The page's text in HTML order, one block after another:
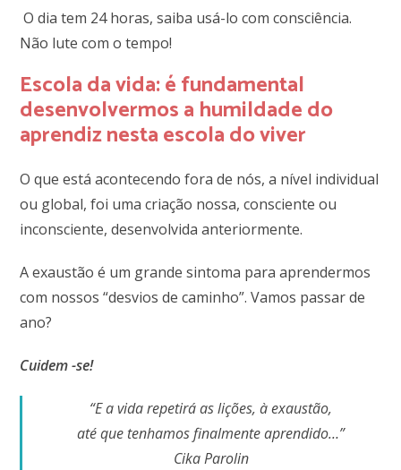
O dia tem 24 horas, saiba usá-lo com consciência.
Não lute com o tempo!
Escola da vida: é fundamental
desenvolvermos a humildade do
aprendiz nesta escola do viver
O que está acontecendo fora de nós, a nível individual
ou global, foi uma criação nossa, consciente ou
inconsciente, desenvolvida anteriormente.
A exaustão é um grande sintoma para aprendermos
com nossos “desvios de caminho”. Vamos passar de
ano?
Cuidem -se!
“E a vida repetirá as lições, à exaustão,
até que tenhamos finalmente aprendido…”
CikaParolin